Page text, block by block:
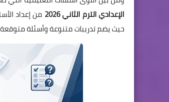
الإعدادي الترم الثاني 2026
من إعداد
حيث يضم تدريبات متنوعة وأسئلة